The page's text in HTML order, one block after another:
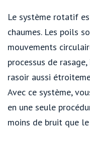
Le système rotatif
chaumes. Les poils
mouvements
processus de
rasoir aussi
Avec ce système,
en une seule
moins de bruit que